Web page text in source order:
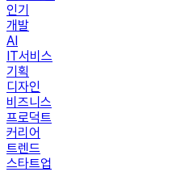
인기
개발
AI
IT서비스
기획
디자인
비즈니스
프로덕트
커리어
트렌드
스타트업